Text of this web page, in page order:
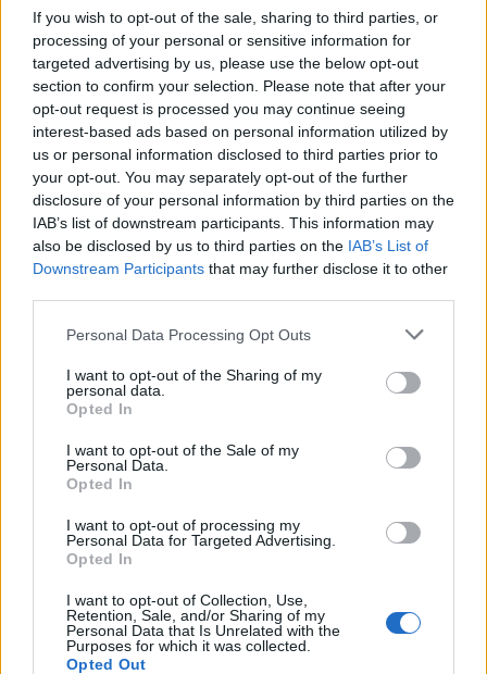
If you wish to opt-out of the sale, sharing to third parties, or
processing of your personal or sensitive information for
targeted advertising by us, please use the below opt-out
section to confirm your selection. Please note that after your
opt-out request is processed you may continue seeing
interest-based ads based on personal information utilized by
us or personal information disclosed to third parties prior to
your opt-out. You may separately opt-out of the further
disclosure of your personal information by third parties on the
IAB’s list of downstream participants. This information may
also be disclosed by us to third parties on the IAB’s List of
Downstream Participants that may further disclose it to other
Personal Data Processing Opt Outs
I want to opt-out of the Sharing of my
personal data.
Opted In
I want to opt-out of the Sale of my
Personal Data.
Opted In
I want to opt-out of processing my
Personal Data for Targeted Advertising.
Opted In
I want to opt-out of Collection, Use,
Retention, Sale, and/or Sharing of my
Personal Data that Is Unrelated with the
Purposes for which it was collected.
Opted Out